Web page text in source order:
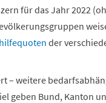
für das Jahr 2022
der
– weitere
geben Bund, Kanton